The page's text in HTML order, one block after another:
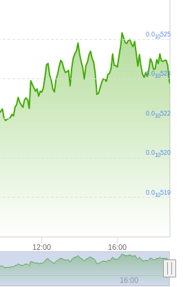
12:00 16:00
16:00
0.010519
0.010520
0.010522
0.010523
0.010525